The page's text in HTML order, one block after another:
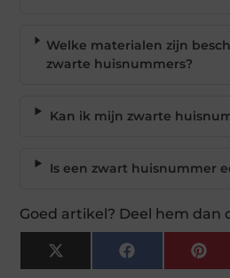
Welke materialen zijn
zwarte huisnummers?
Kan ik mijn zwarte
Is een zwart huisnummer
Goed artikel? Deel hem dan
X
(Twitter)
Facebook